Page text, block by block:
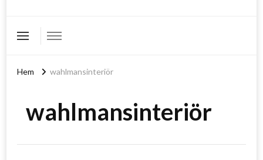
Hem wahlmansinteriör
wahlmansinteriör